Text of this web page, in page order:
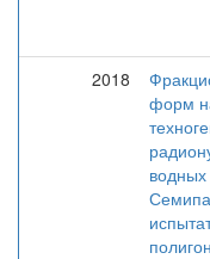
2018
форм